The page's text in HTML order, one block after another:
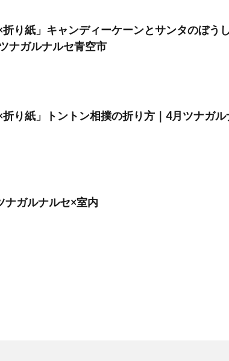
り紙」キャンディーケーンとサンタのぼう
ナガルナルセ青空市
り紙」トントン相撲の折り方｜4月ツナガル
ナガルナルセ×室内